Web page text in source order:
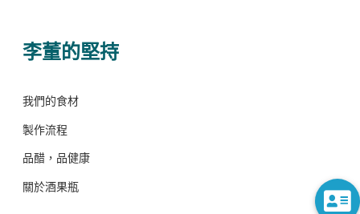
李董的堅持
我們的食材
製作流程
品醋，品健康
關於酒果瓶